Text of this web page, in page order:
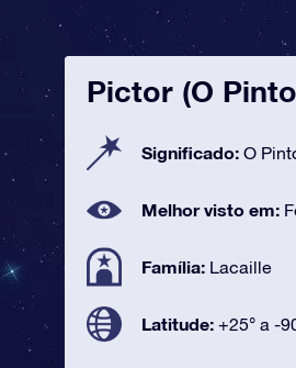
Pictor (O
Significado: O
Melhor visto em:
Família: Lacaille
Latitude: +25° a -